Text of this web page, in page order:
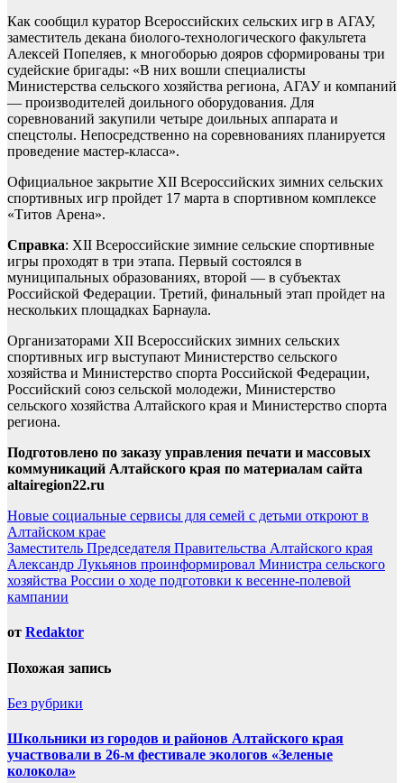
Как сообщил куратор Всероссийских сельских игр в АГАУ,
заместитель декана биолого-технологического факультета
Алексей Попеляев, к многоборью дояров сформированы три
судейские бригады: «В них вошли специалисты
Министерства сельского хозяйства региона, АГАУ и компаний
— производителей доильного оборудования. Для
соревнований закупили четыре доильных аппарата и
спецстолы. Непосредственно на соревнованиях планируется
проведение мастер-класса».
Официальное закрытие XII Всероссийских зимних сельских
спортивных игр пройдет 17 марта в спортивном комплексе
«Титов Арена».
Справка: XII Всероссийские зимние сельские спортивные
игры проходят в три этапа. Первый состоялся в
муниципальных образованиях, второй — в субъектах
Российской Федерации. Третий, финальный этап пройдет на
нескольких площадках Барнаула.
Организаторами XII Всероссийских зимних сельских
спортивных игр выступают Министерство сельского
хозяйства и Министерство спорта Российской Федерации,
Российский союз сельской молодежи, Министерство
сельского хозяйства Алтайского края и Министерство спорта
региона.
Подготовлено по заказу управления печати и массовых
коммуникаций Алтайского края по материалам сайта
altairegion22.ru
Навигация
по
записям
Новые социальные сервисы для семей с детьми откроют в
Алтайском крае
Заместитель Председателя Правительства Алтайского края
Александр Лукьянов проинформировал Министра сельского
хозяйства России о ходе подготовки к весенне-полевой
кампании
от Redaktor
Похожая запись
Без рубрики
Школьники из городов и районов Алтайского края
участвовали в 26-м фестивале экологов «Зеленые
колокола»